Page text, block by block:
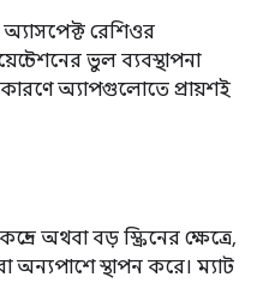
রেশিওর
ভুল ব্যবস্থাপনা
অ্যাপগুলোতে প্রায়শই
অথবা বড় স্ক্রিনের ক্ষেত্রে,
স্থাপন করে। ম্যাট